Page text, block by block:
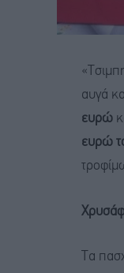
αυγά
ευρώ
ευρώ
Τα